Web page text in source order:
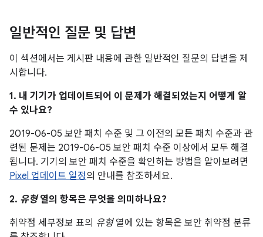
일반적인 질문 및 답변
이 섹션에서는 게시판 내용에 관한 일반적인 질문의 답변을 제
시합니다.
1. 내 기기가 업데이트되어 이 문제가 해결되었는지 어떻게 알
수 있나요?
2019-06-05 보안 패치 수준 및 그 이전의 모든 패치 수준과 관
련된 문제는 2019-06-05 보안 패치 수준 이상에서 모두 해결
됩니다. 기기의 보안 패치 수준을 확인하는 방법을 알아보려면
Pixel 업데이트 일정의 안내를 참조하세요.
2. 유형열의 항목은 무엇을 의미하나요?
취약점 세부정보 표의 유형열에 있는 항목은 보안 취약점 분류